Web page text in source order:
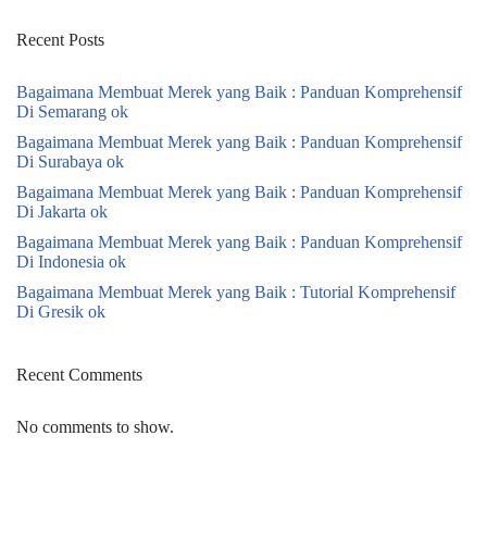
Recent Posts
Bagaimana Membuat Merek yang Baik : Panduan Komprehensif
Di Semarang ok
Bagaimana Membuat Merek yang Baik : Panduan Komprehensif
Di Surabaya ok
Bagaimana Membuat Merek yang Baik : Panduan Komprehensif
Di Jakarta ok
Bagaimana Membuat Merek yang Baik : Panduan Komprehensif
Di Indonesia ok
Bagaimana Membuat Merek yang Baik : Tutorial Komprehensif
Di Gresik ok
Recent Comments
No comments to show.